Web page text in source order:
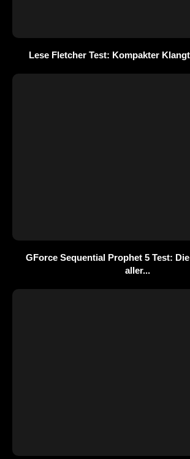
Lese Fletcher Test: Kompakter
GForce Sequential Prophet 5 Test:
aller...